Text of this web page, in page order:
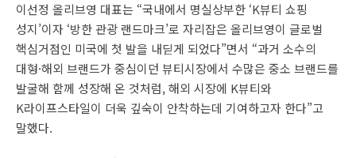
이선정 올리브영 대표는 “국내에서 명실상부한 ‘K뷰티 쇼핑
성지’이자 ‘방한 관광 랜드마크’로 자리잡은 올리브영이 글로벌
핵심거점인 미국에 첫 발을 내딛게 되었다”면서 “과거 소수의
대형·해외 브랜드가 중심이던 뷰티시장에서 수많은 중소 브랜드를
발굴해 함께 성장해 온 것처럼, 해외 시장에 K뷰티와
K라이프스타일이 더욱 깊숙이 안착하는데 기여하고자 한다”고
말했다.